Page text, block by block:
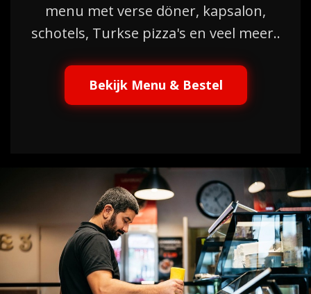
menu met verse döner, kapsalon,
schotels, Turkse pizza's en veel meer..
Bekijk Menu & Bestel